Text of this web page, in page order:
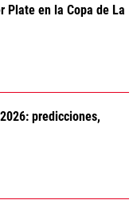
Plate en la Copa de La
predicciones,